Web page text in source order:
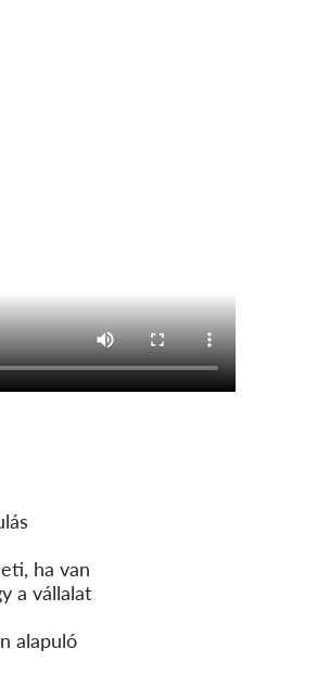
ha van
a vállalat
alapuló